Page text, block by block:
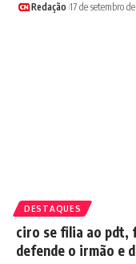
Redação 17 de setembro
DESTAQUES
ciro se filia ao pdt,
defende o irmão e